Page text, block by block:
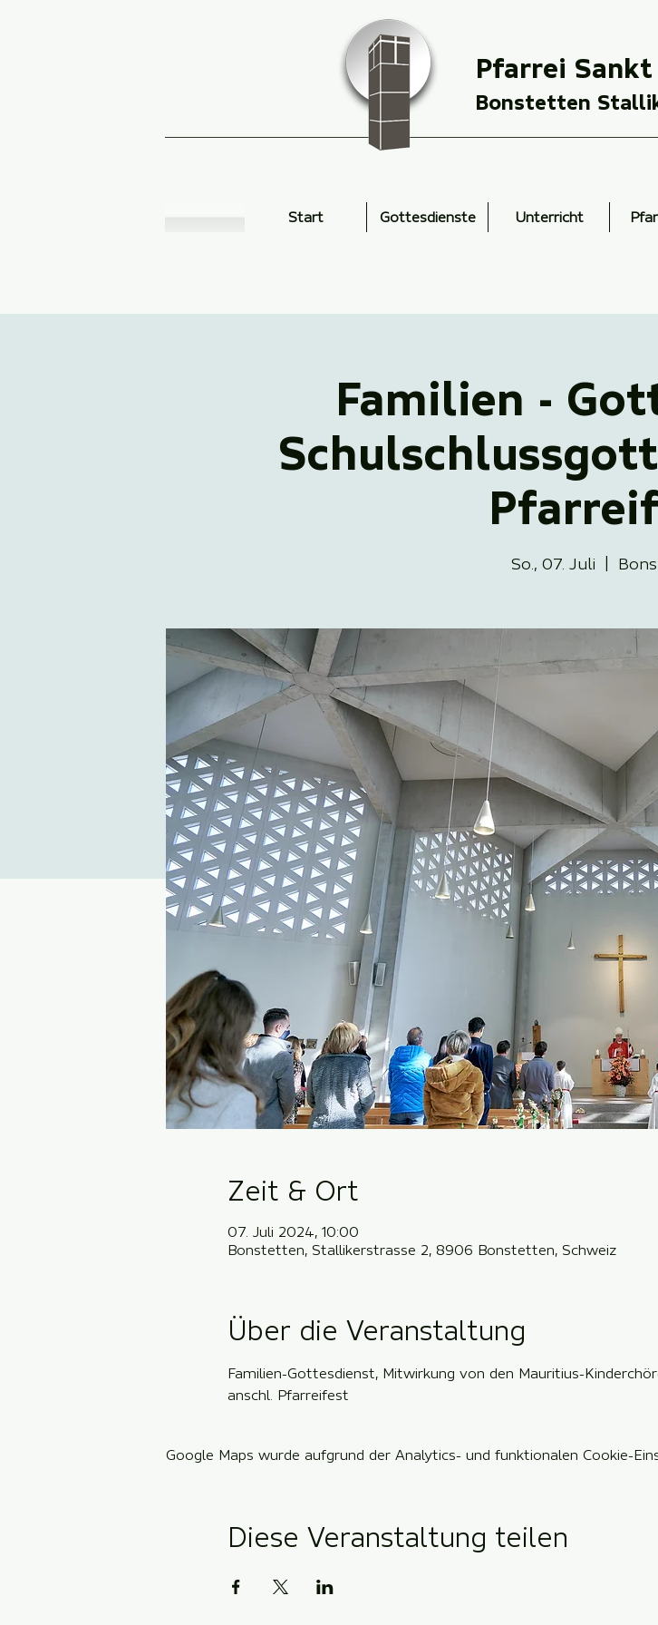
Pfarrei
Bonstetten
Start Gottesdienste Unterricht
Familien -
So., 07. Juli
Zeit & Ort
07. Juli 2024, 10:00
Bonstetten, Stallikerstrasse 2, 8906 Bonstetten, Schweiz
Über die Veranstaltung
Familien-Gottesdienst, Mitwirkung von den Mauritius-
anschl. Pfarreifest
Google Maps wurde aufgrund der Analytics- und funktionalen Cookie-
Diese Veranstaltung teilen